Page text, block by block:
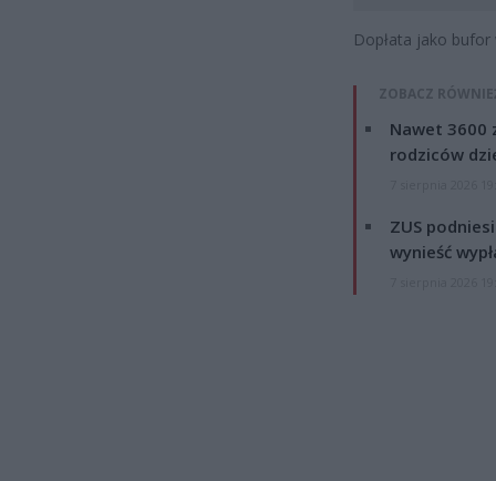
Dopłata jako
ZOBACZ
Nawet 3600
rodziców
ZUS
wynieść